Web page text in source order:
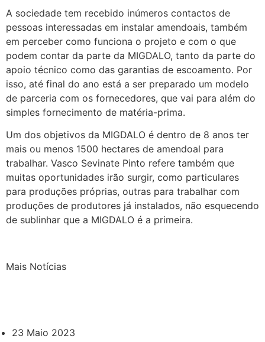
A sociedade tem recebido inúmeros contactos de
pessoas interessadas em instalar amendoais, também
em perceber como funciona o projeto e com o que
podem contar da parte da MIGDALO, tanto da parte do
apoio técnico como das garantias de escoamento. Por
isso, até final do ano está a ser preparado um modelo
de parceria com os fornecedores, que vai para além do
simples fornecimento de matéria-prima.
Um dos objetivos da MIGDALO é dentro de 8 anos ter
mais ou menos 1500 hectares de amendoal para
trabalhar. Vasco Sevinate Pinto refere também que
muitas oportunidades irão surgir, como particulares
para produções próprias, outras para trabalhar com
produções de produtores já instalados, não esquecendo
de sublinhar que a MIGDALO é a primeira.
Mais Notícias
23 Maio 2023